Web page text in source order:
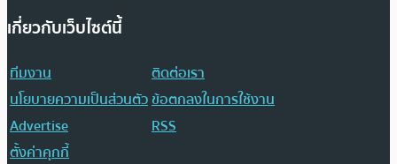
เกี่ยวกับเว็บไซต์นี้
ทีมงาน
ติดต่อเรา
นโยบายความเป็นส่วนตัวข้อตกลงในการใช้งาน
Advertise
RSS
ตั้งค่าคุกกี้